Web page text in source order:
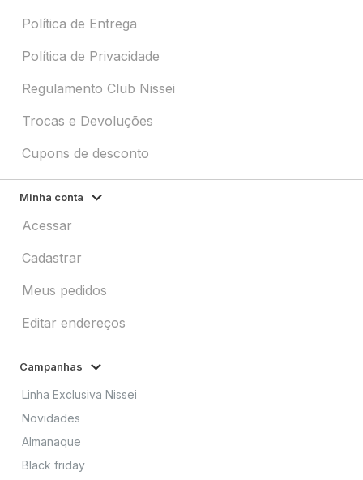
Política de Entrega
Política de Privacidade
Regulamento Club Nissei
Trocas e Devoluções
Cupons de desconto
Minha conta
Acessar
Cadastrar
Meus pedidos
Editar endereços
Campanhas
Linha Exclusiva Nissei
Novidades
Almanaque
Black friday